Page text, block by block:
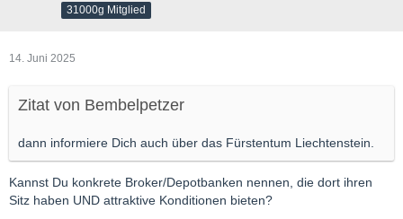
31000g Mitglied
14. Juni 2025
Zitat von Bembelpetzer
dann informiere Dich auch über das Fürstentum Liechtenstein.
Kannst Du konkrete Broker/Depotbanken nennen, die dort ihren
Sitz haben UND attraktive Konditionen bieten?